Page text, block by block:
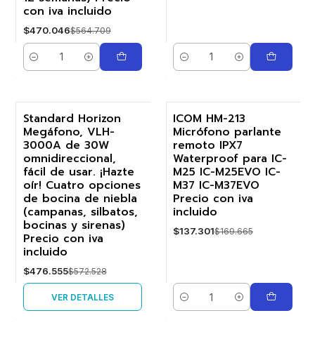
con iva incluido
$470.046$564.709
Cantidad Cantidad
-17%
Agotado
Standard Horizon
Megáfono, VLH-
3000A de 30W
omnidireccional,
fácil de usar. ¡Hazte
oír! Cuatro opciones
de bocina de niebla
(campanas, silbatos,
bocinas y sirenas)
Precio con iva
incluido
$476.555$572.528
VER DETALLES
-19%
ICOM HM-213
Micrófono parlante
remoto IPX7
Waterproof para IC-
M25 IC-M25EVO IC-
M37 IC-M37EVO
Precio con iva
incluido
$137.301$169.665
Cantidad